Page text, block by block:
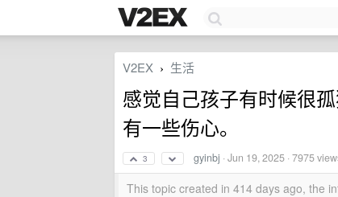
V2EX › 生活
感觉自己孩子有时候很
有一些伤心。
3 gyinbj ·Jun 19, 2025 · 7975
This topic created in 414 days ago, the